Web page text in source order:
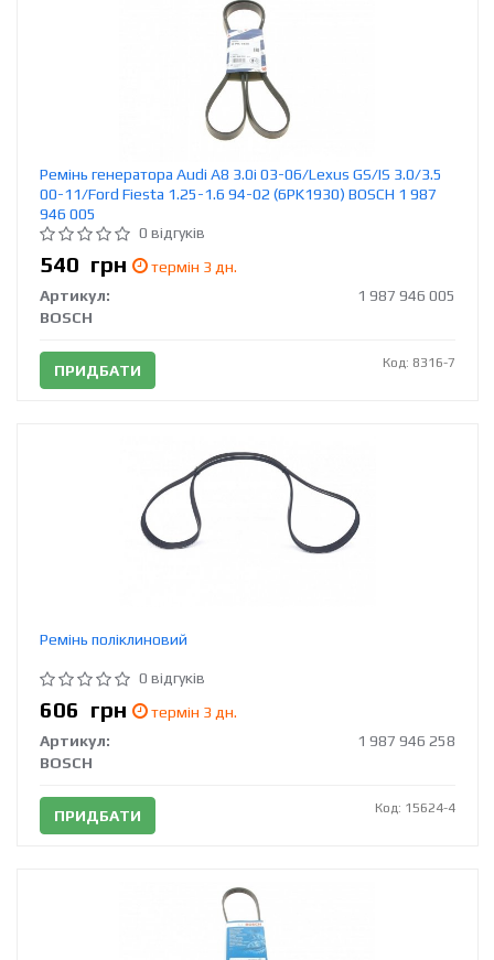
Ремінь генератора Audi A8 3.0i 03-06/Lexus GS/IS 3.0/3.5
00-11/Ford Fiesta 1.25-1.6 94-02 (6PK1930) BOSCH 1 987
946 005
0 відгуків
540 грн
термін 3 дн.
Артикул:
1 987 946 005
BOSCH
ПРИДБАТИ Код: 8316-7
Ремінь поліклиновий
0 відгуків
606 грн
термін 3 дн.
Артикул:
1 987 946 258
BOSCH
ПРИДБАТИ Код: 15624-4